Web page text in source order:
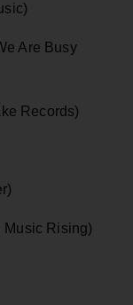
Are Busy
Records)
Music Rising)